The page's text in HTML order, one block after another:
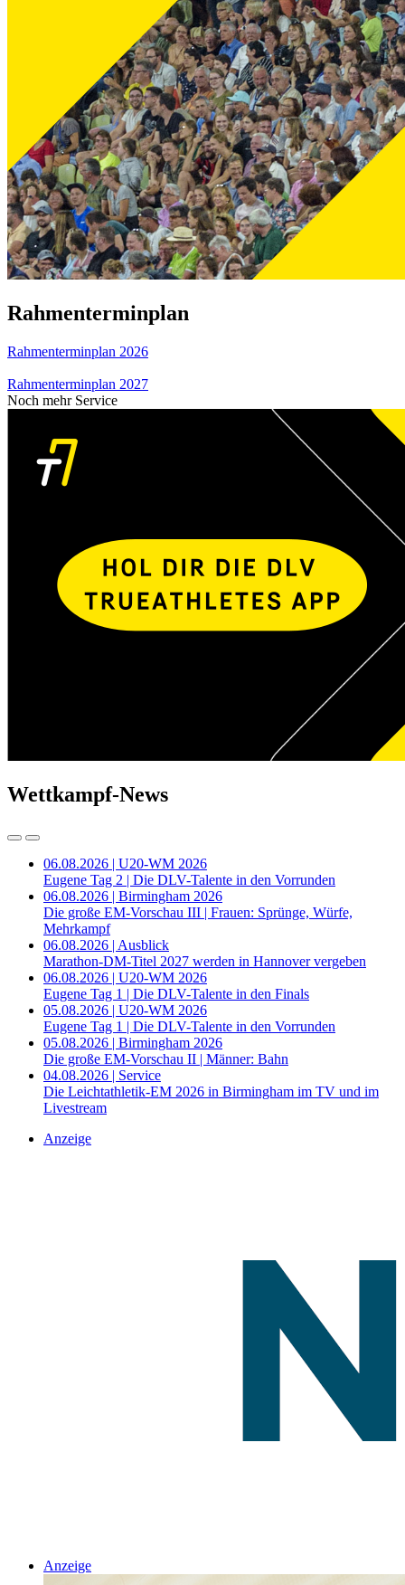
Rahmenterminplan
Rahmenterminplan 2026
Rahmenterminplan 2027
Noch mehr Service
Wettkampf-News
06.08.2026 | U20-WM 2026
Eugene Tag 2 | Die DLV-Talente in den Vorrunden
06.08.2026 | Birmingham 2026
Die große EM-Vorschau III | Frauen: Sprünge, Würfe,
Mehrkampf
06.08.2026 | Ausblick
Marathon-DM-Titel 2027 werden in Hannover vergeben
06.08.2026 | U20-WM 2026
Eugene Tag 1 | Die DLV-Talente in den Finals
05.08.2026 | U20-WM 2026
Eugene Tag 1 | Die DLV-Talente in den Vorrunden
05.08.2026 | Birmingham 2026
Die große EM-Vorschau II | Männer: Bahn
04.08.2026 | Service
Die Leichtathletik-EM 2026 in Birmingham im TV und im
Livestream
Anzeige
Anzeige